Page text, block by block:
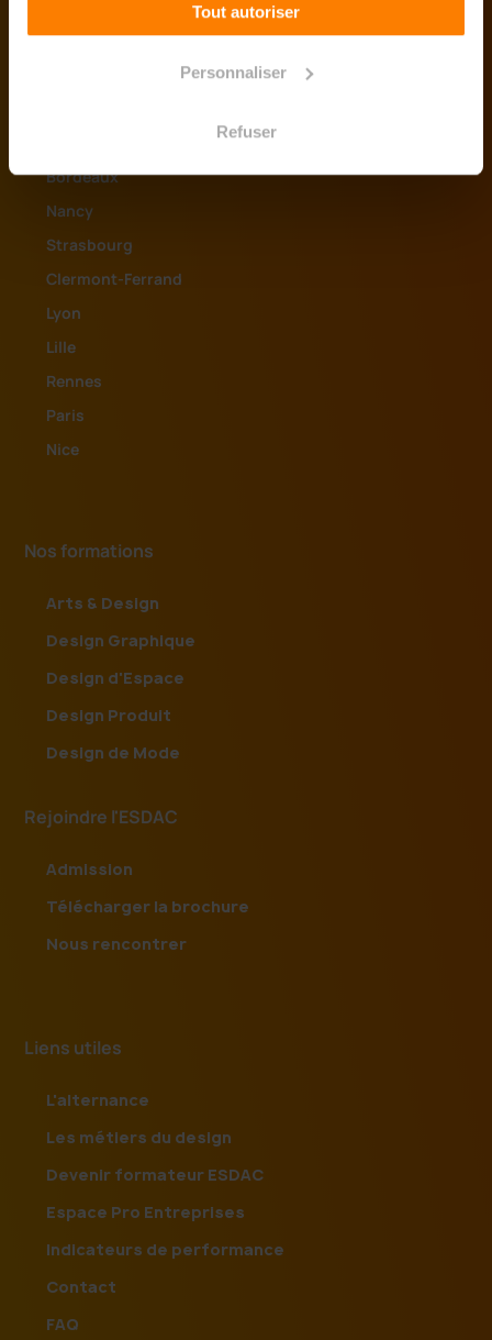
Tout autoriser
Personnaliser
Refuser
Bordeaux
Nancy
Strasbourg
Clermont-Ferrand
Lyon
Lille
Rennes
Paris
Nice
Nos formations
Arts & Design
Design Graphique
Design d'Espace
Design Produit
Design de Mode
Rejoindre l'ESDAC
Admission
Télécharger la brochure
Nous rencontrer
Liens utiles
L'alternance
Les métiers du design
Devenir formateur ESDAC
Espace Pro Entreprises
Indicateurs de performance
Contact
FAQ